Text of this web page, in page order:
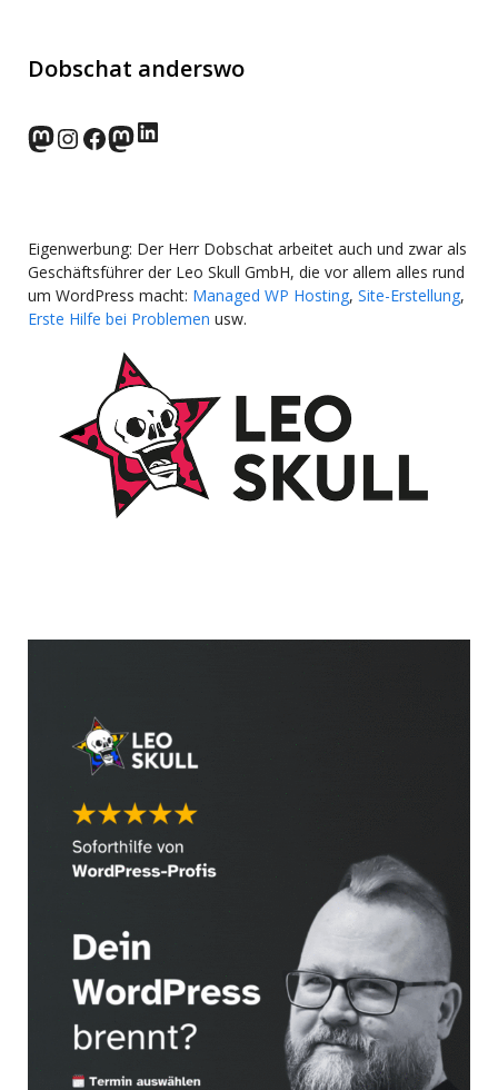
Dobschat anderswo
norden.social
Instagram
Facebook
wp-punks.social
LinkedIn
Eigenwerbung: Der Herr Dobschat arbeitet auch und zwar als
Geschäftsführer der Leo Skull GmbH, die vor allem alles rund
um WordPress macht: Managed WP Hosting, Site-Erstellung,
Erste Hilfe bei Problemen usw.